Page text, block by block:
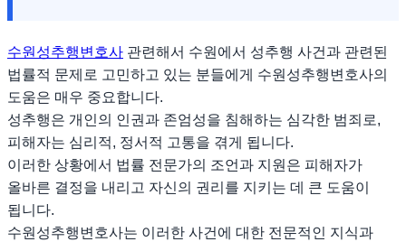
수원성추행변호사 관련해서 수원에서 성추행 사건과 관련된
법률적 문제로 고민하고 있는 분들에게 수원성추행변호사의
도움은 매우 중요합니다.
성추행은 개인의 인권과 존엄성을 침해하는 심각한 범죄로,
피해자는 심리적, 정서적 고통을 겪게 됩니다.
이러한 상황에서 법률 전문가의 조언과 지원은 피해자가
올바른 결정을 내리고 자신의 권리를 지키는 데 큰 도움이
됩니다.
수원성추행변호사는 이러한 사건에 대한 전문적인 지식과